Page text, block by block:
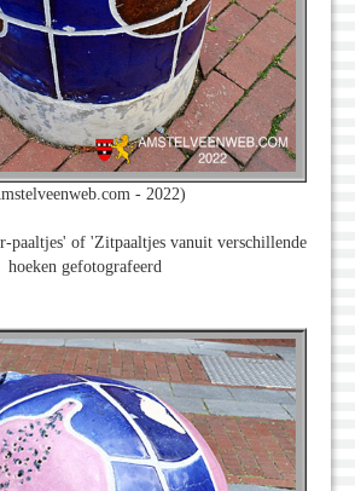
- 2022)
paaltjes' of 'Zitpaaltjes vanuit verschillende
hoeken gefotografeerd